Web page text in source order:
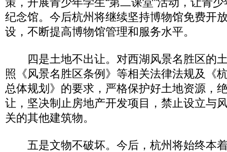
纪念馆。今后杭州将继续坚持博物馆免费开
设，不断提高博物馆管理和服务水平。
四是土地不出让。对西湖风景名胜区的
照《风景名胜区条例》等相关法律法规及《
总体规划》的要求，严格保护好土地资源，
让，坚决制止房地产开发项目，禁止设立与
关的其他建筑物。
五是文物不破坏。今后，杭州将始终本着